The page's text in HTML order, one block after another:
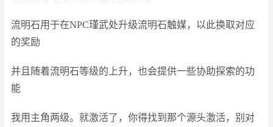
流明石用于在NPC瑾武处升级流明石触媒，以此换取对应
的奖励
并且随着流明石等级的上升，也会提供一些协助探索的功
能
我用主角两级。就激活了，你得找到那个源头激活，别对